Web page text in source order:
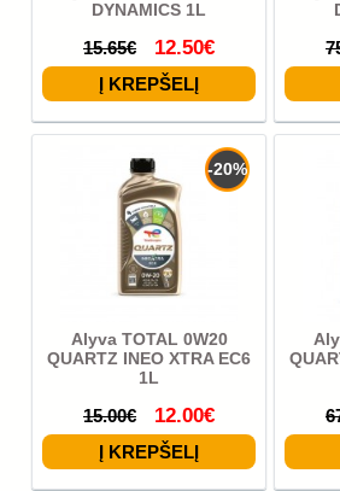
DYNAMICS 1L
15.65€ 12.50€
-20%
Alyva TOTAL 0W20
QUARTZ INEO XTRA EC6
1L
15.00€ 12.00€